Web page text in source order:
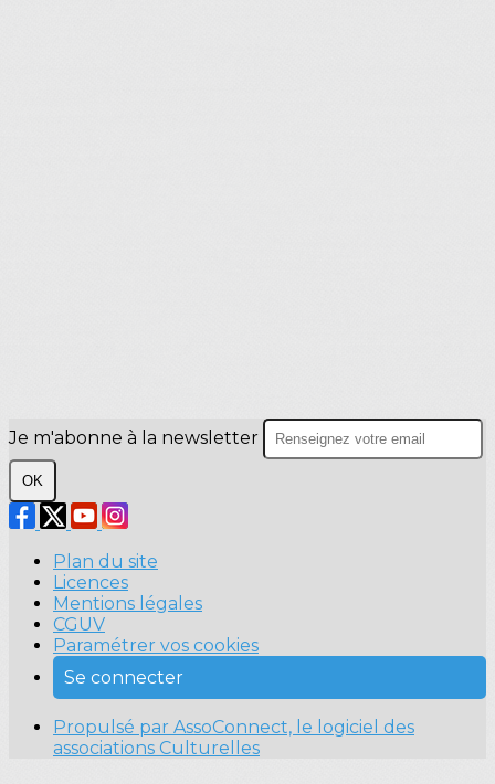
Je m'abonne à la newsletter
OK
Plan du site
Licences
Mentions légales
CGUV
Paramétrer vos cookies
Se connecter
Propulsé par AssoConnect, le logiciel des
associations Culturelles